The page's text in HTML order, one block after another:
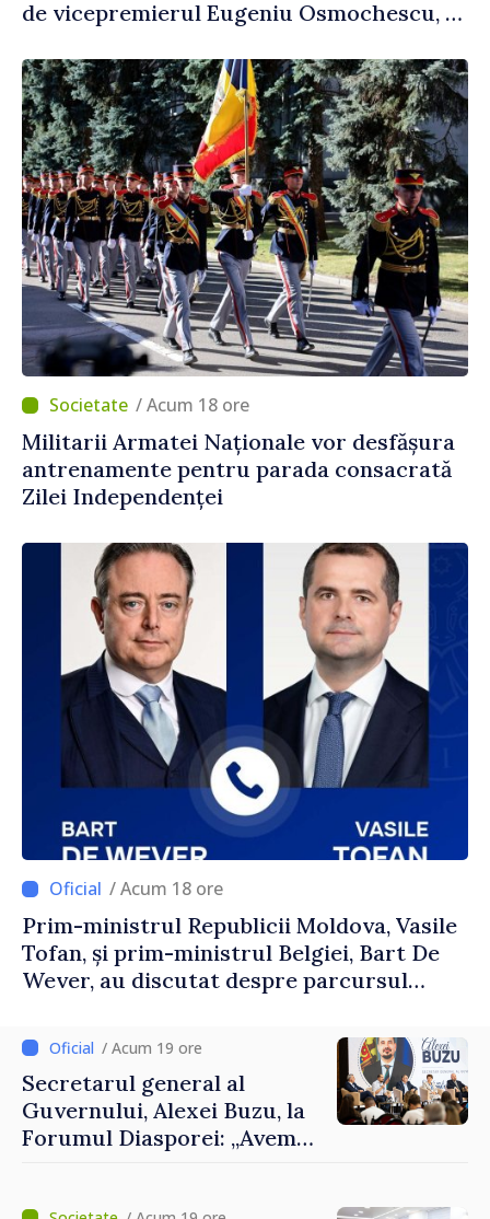
de vicepremierul Eugeniu Osmochescu, la
/ Acum 18 ore
Militarii Armatei Naționale vor desfășura
antrenamente pentru parada consacrată
Zilei Independenței
/ Acum 18 ore
Prim-ministrul Republicii Moldova, Vasile
Tofan, și prim-ministrul Belgiei, Bart De
Wever, au discutat despre parcursul
/ Acum 19 ore
Secretarul general al
Guvernului, Alexei Buzu, la
Forumul Diasporei: „Avem